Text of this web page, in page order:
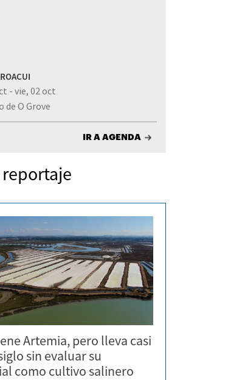
- vie, 02 oct
de O Grove
IR A AGENDA
Artemia, pero lleva casi
sin evaluar su
como cultivo salinero